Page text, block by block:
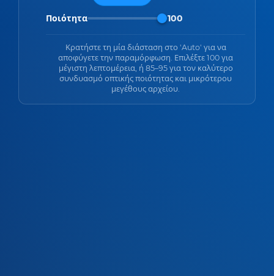
Ποιότητα 100
Κρατήστε τη μία διάσταση στο 'Auto' για να
αποφύγετε την παραμόρφωση. Επιλέξτε 100 για
μέγιστη λεπτομέρεια, ή 85–95 για τον καλύτερο
συνδυασμό οπτικής ποιότητας και μικρότερου
μεγέθους αρχείου.